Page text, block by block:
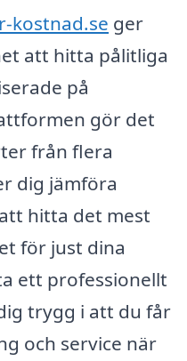
kostnad.se ger
att hitta pålitliga
på
gör det
från flera
dig jämföra
hitta det mest
för just dina
ett professionellt
trygg i att du får
och service när